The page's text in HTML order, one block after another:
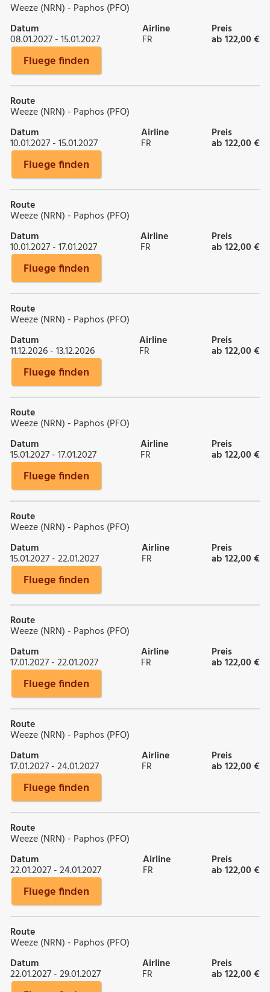
Weeze (NRN) - Paphos (PFO)
Datum
08.01.2027 - 15.01.2027
Airline
FR
Preis
ab 122,00 €
Fluege finden
Route
Weeze (NRN) - Paphos (PFO)
Datum
10.01.2027 - 15.01.2027
Airline
FR
Preis
ab 122,00 €
Fluege finden
Route
Weeze (NRN) - Paphos (PFO)
Datum
10.01.2027 - 17.01.2027
Airline
FR
Preis
ab 122,00 €
Fluege finden
Route
Weeze (NRN) - Paphos (PFO)
Datum
11.12.2026 - 13.12.2026
Airline
FR
Preis
ab 122,00 €
Fluege finden
Route
Weeze (NRN) - Paphos (PFO)
Datum
15.01.2027 - 17.01.2027
Airline
FR
Preis
ab 122,00 €
Fluege finden
Route
Weeze (NRN) - Paphos (PFO)
Datum
15.01.2027 - 22.01.2027
Airline
FR
Preis
ab 122,00 €
Fluege finden
Route
Weeze (NRN) - Paphos (PFO)
Datum
17.01.2027 - 22.01.2027
Airline
FR
Preis
ab 122,00 €
Fluege finden
Route
Weeze (NRN) - Paphos (PFO)
Datum
17.01.2027 - 24.01.2027
Airline
FR
Preis
ab 122,00 €
Fluege finden
Route
Weeze (NRN) - Paphos (PFO)
Datum
22.01.2027 - 24.01.2027
Airline
FR
Preis
ab 122,00 €
Fluege finden
Route
Weeze (NRN) - Paphos (PFO)
Datum
22.01.2027 - 29.01.2027
Airline
FR
Preis
ab 122,00 €